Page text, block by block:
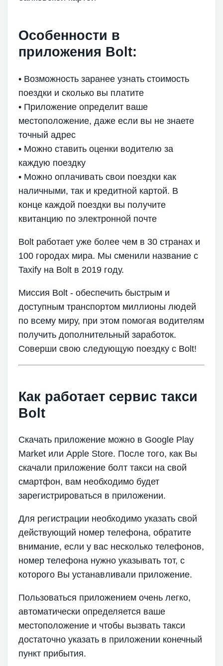
Особенности в
приложения Bolt:
• Возможность заранее узнать стоимость
поездки и сколько вы платите
• Приложение определит ваше
местоположение, даже если вы не знаете
точный адрес
• Можно ставить оценки водителю за
каждую поездку
• Можно оплачивать свои поездки как
наличными, так и кредитной картой. В
конце каждой поездки вы получите
квитанцию по электронной почте
Bolt работает уже более чем в 30 странах и
100 городах мира. Мы сменили название с
Taxify на Bolt в 2019 году.
Миссия Bolt - обеспечить быстрым и
доступным транспортом миллионы людей
по всему миру, при этом помогая водителям
получить дополнительный заработок.
Соверши свою следующую поездку с Bolt!
Как работает сервис такси
Bolt
Скачать приложение можно в Google Play
Market или Apple Store. После того, как Вы
скачали приложение болт такси на свой
смартфон, вам необходимо будет
зарегистрироваться в приложении.
Для регистрации необходимо указать свой
действующий номер телефона, обратите
внимание, если у вас несколько телефонов,
номер телефона нужно указывать тот, с
которого Вы устанавливали приложение.
Пользоваться приложением очень легко,
автоматически определяется ваше
местоположение и чтобы вызвать такси
достаточно указать в приложении конечный
пункт прибытия.